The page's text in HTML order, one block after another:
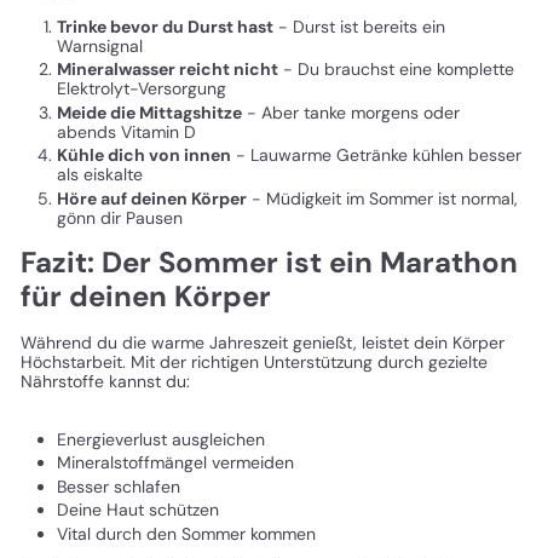
Trinke bevor du Durst hast - Durst ist bereits ein
Warnsignal
Mineralwasser reicht nicht - Du brauchst eine komplette
Elektrolyt-Versorgung
Meide die Mittagshitze - Aber tanke morgens oder
abends Vitamin D
Kühle dich von innen - Lauwarme Getränke kühlen besser
als eiskalte
Höre auf deinen Körper - Müdigkeit im Sommer ist normal,
gönn dir Pausen
Fazit: Der Sommer ist ein Marathon
für deinen Körper
Während du die warme Jahreszeit genießt, leistet dein Körper
Höchstarbeit. Mit der richtigen Unterstützung durch gezielte
Nährstoffe kannst du:
Energieverlust ausgleichen
Mineralstoffmängel vermeiden
Besser schlafen
Deine Haut schützen
Vital durch den Sommer kommen